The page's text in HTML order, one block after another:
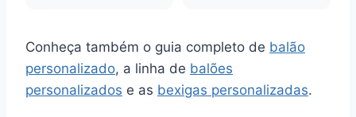
Conheça também o guia completo de balão
personalizado, a linha de balões
personalizados e as bexigas personalizadas.